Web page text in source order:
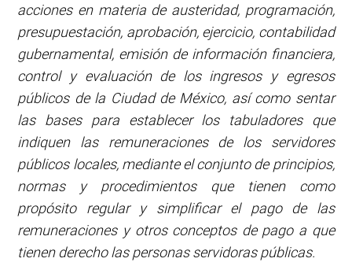
acciones en materia de austeridad, programación,
presupuestación, aprobación, ejercicio, contabilidad
gubernamental, emisión de información financiera,
control y evaluación de los ingresos y egresos
públicos de la Ciudad de México, asícomo sentar
las bases para establecer los tabuladores que
indiquen las remuneraciones de los servidores
públicos locales, mediante el conjunto de principios,
normas y procedimientos que tienen como
propósito regular y simplificar el pago de las
remuneraciones y otros conceptos de pago a que
tienen derecho las personas servidoras públicas.